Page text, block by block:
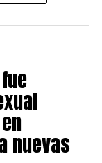
nuevas